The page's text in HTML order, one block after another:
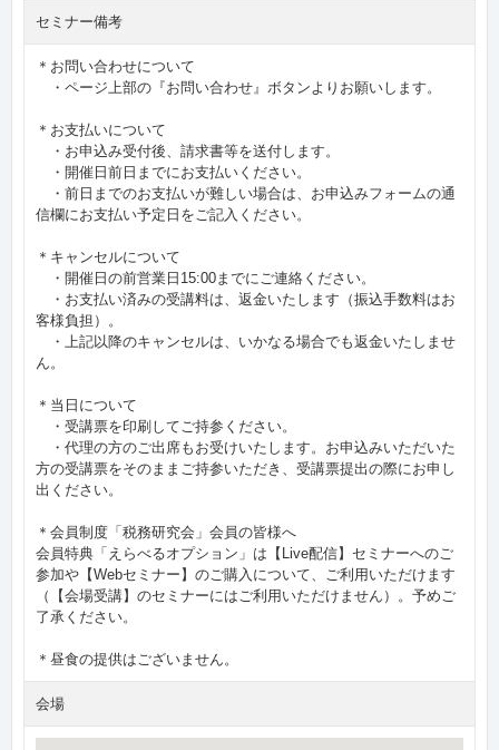
セミナー備考
＊お問い合わせについて
・ページ上部の『お問い合わせ』ボタンよりお願いします。
＊お支払いについて
・お申込み受付後、請求書等を送付します。
・開催日前日までにお支払いください。
・前日までのお支払いが難しい場合は、お申込みフォームの通
信欄にお支払い予定日をご記入ください。
＊キャンセルについて
・開催日の前営業日15:00までにご連絡ください。
・お支払い済みの受講料は、返金いたします（振込手数料はお
客様負担）。
・上記以降のキャンセルは、いかなる場合でも返金いたしませ
ん。
＊当日について
・受講票を印刷してご持参ください。
・代理の方のご出席もお受けいたします。お申込みいただいた
方の受講票をそのままご持参いただき、受講票提出の際にお申し
出ください。
＊会員制度「税務研究会」会員の皆様へ
会員特典「えらべるオプション」は【Live配信】セミナーへのご
参加や【Webセミナー】のご購入について、ご利用いただけます
（【会場受講】のセミナーにはご利用いただけません）。予めご
了承ください。
＊昼食の提供はございません。
会場